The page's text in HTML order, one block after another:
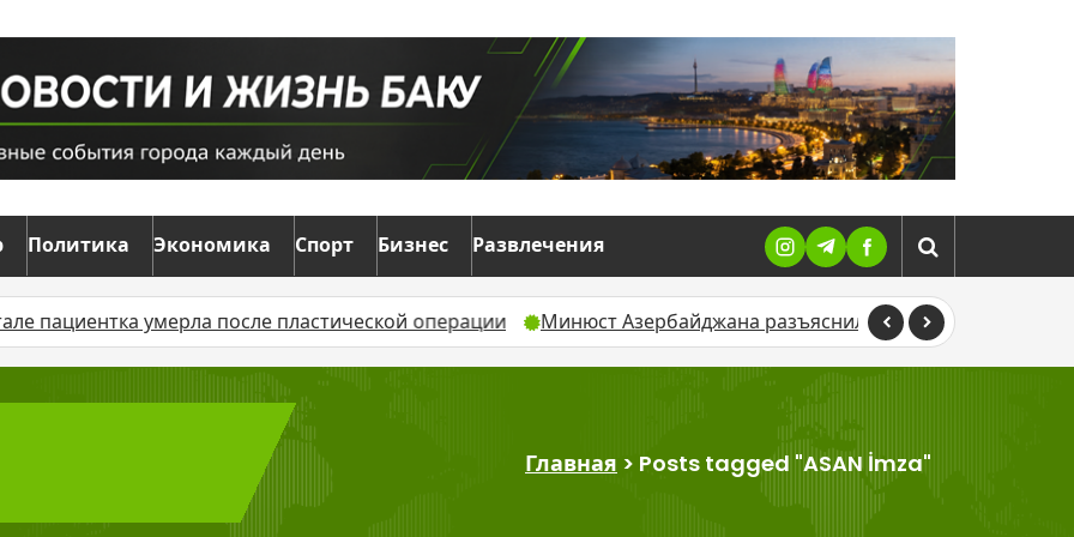
Политика Экономика Спорт Бизнес Развлечения
умерла после пластической операции Минюст Азербайджана разъяснил, кому нельзя менять имя и
Главная > Posts tagged "ASAN İmza"